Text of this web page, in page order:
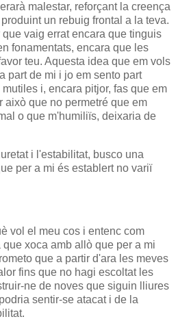
malestar, reforçant la creença
un rebuig frontal a la teva.
vaig errat encara que tinguis
fonamentats, encara que les
teu. Aquesta idea que em vols
part de mi i jo em sento part
i, encara pitjor, fas que em
això que no permetré que em
o que m'humiliïs, deixaria de
i l'estabilitat, busco una
per a mi és establert no variï
vol el meu cos i entenc com
xoca amb allò que per a mi
que a partir d'ara les meves
fins que no hagi escoltat les
ne de noves que siguin lliures
sentir-se atacat i de la